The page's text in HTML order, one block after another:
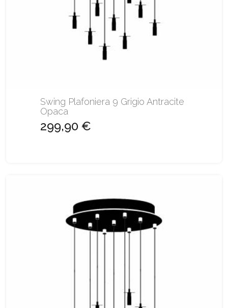
Swing Plafoniera 9 Grigio Antracite
Opaca
299,90 €